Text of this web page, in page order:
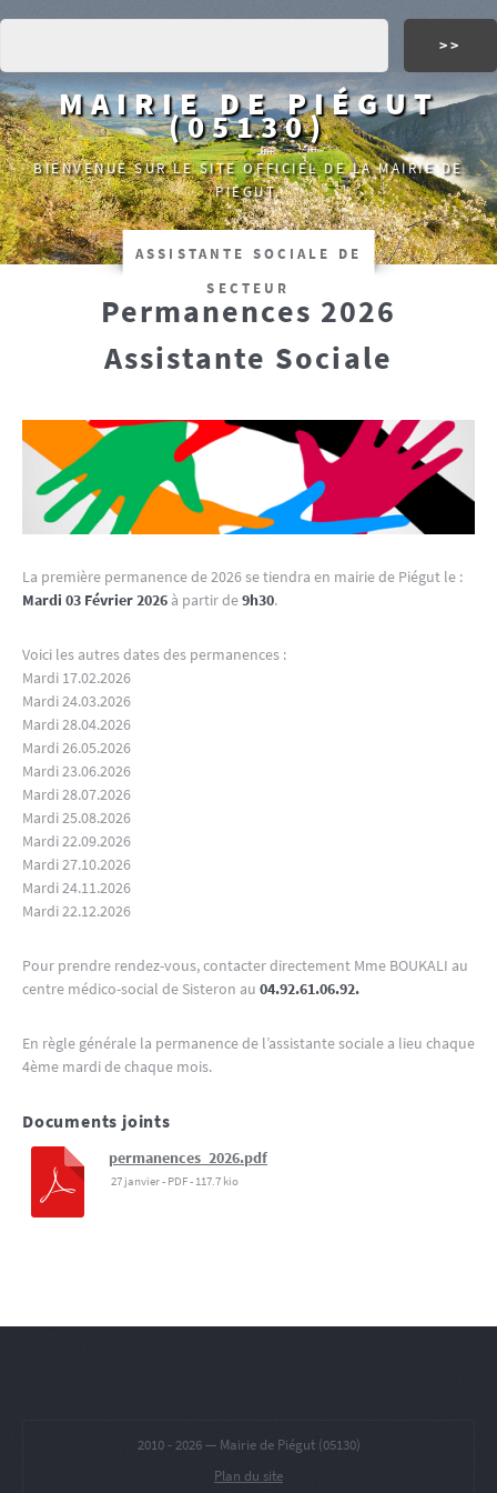
MAIRIE DE PIÉGUT
(05130)
BIENVENUE SUR LE SITE OFFICIEL DE LA MAIRIE DE
PIÉGUT.
ASSISTANTE SOCIALE DE
SECTEUR
Permanences 2026
Assistante Sociale
La première permanence de 2026 se tiendra en mairie de Piégut le :
Mardi 03 Février2026 à partir de9h30.
Voici les autres dates des permanences :
Mardi 17.02.2026
Mardi 24.03.2026
Mardi 28.04.2026
Mardi 26.05.2026
Mardi 23.06.2026
Mardi 28.07.2026
Mardi 25.08.2026
Mardi 22.09.2026
Mardi 27.10.2026
Mardi 24.11.2026
Mardi 22.12.2026
Pour prendre rendez-vous, contacter directement Mme BOUKALI au
centre médico-social de Sisteron au 04.92.61.06.92.
En règle générale la permanence de l’assistante sociale a lieu chaque
4ème mardi de chaque mois.
Documents joints
permanences_2026.pdf
27 janvier- PDF- 117.7 kio
2010 - 2026 — Mairie de Piégut (05130)
Plan du site